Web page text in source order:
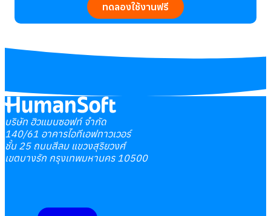
ทดลองใช้งานฟรี
บริษัท ฮิวแมนซอฟท์ จำกัด
140/61 อาคารไอทีเอฟทาวเวอร์
ชั้น 25 ถนนสีลม แขวงสุริยวงศ์
เขตบางรัก กรุงเทพมหานคร 10500